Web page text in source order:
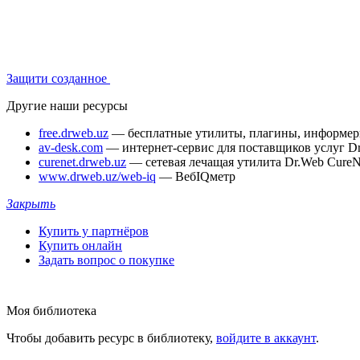
Защити созданное
Другие наши ресурсы
free.drweb.uz — бесплатные утилиты, плагины,
av-desk.com — интернет-сервис для поставщиков услуг
curenet.drweb.uz — сетевая лечащая утилита Dr.Web
www.drweb.uz/web-iq — ВебIQметр
Закрыть
Купить у партнёров
Купить онлайн
Задать вопрос о покупке
Моя библиотека
Чтобы добавить ресурс в библиотеку, войдите в аккаунт.